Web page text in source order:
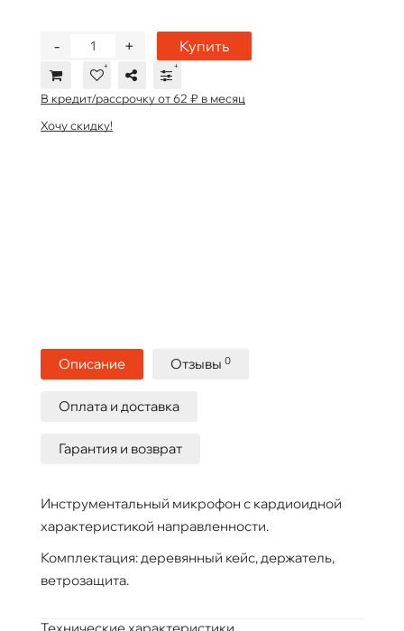
+
- Купить
В кредит/рассрочку от 62 ₽ в месяц
Хочу скидку!
Описание Отзывы 0
Оплата и доставка
Гарантия и возврат
Инструментальный микрофон с кардиоидной
характеристикой направленности.
Комплектация: деревянный кейс, держатель,
ветрозащита.